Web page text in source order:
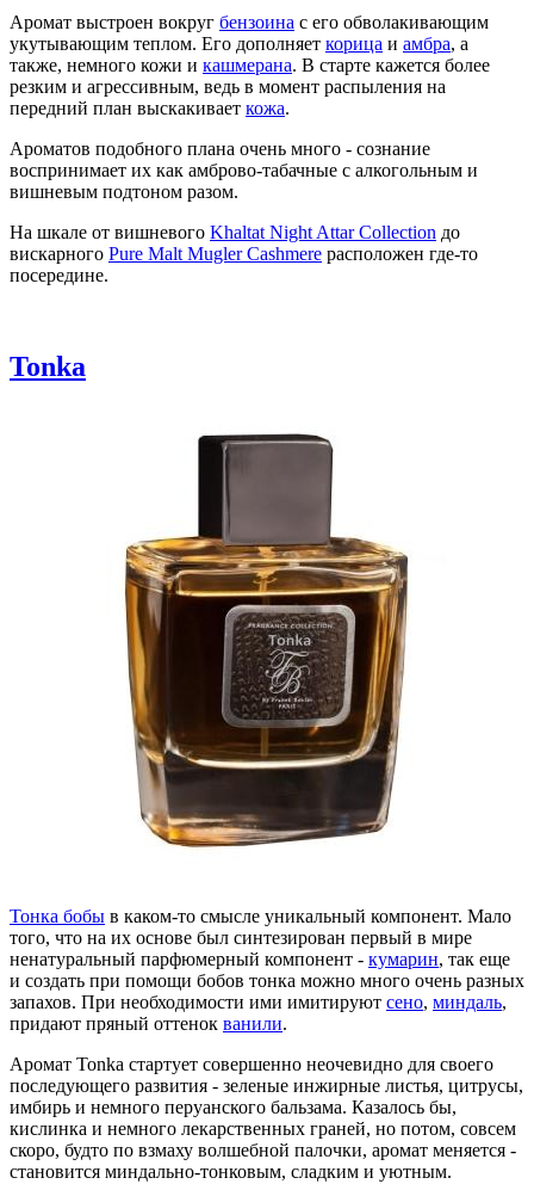
Аромат выстроен вокруг бензоина с его обволакивающим
укутывающим теплом. Его дополняет корица и амбра, а
также, немного кожи и кашмерана. В старте кажется более
резким и агрессивным, ведь в момент распыления на
передний план выскакивает кожа.
Ароматов подобного плана очень много - сознание
воспринимает их как амброво-табачные с алкогольным и
вишневым подтоном разом.
На шкале от вишневого Khaltat Night Attar Collection до
вискарного Pure Malt Mugler Cashmere расположен где-то
посередине.
Tonka
Тонка бобы в каком-то смысле уникальный компонент. Мало
того, что на их основе был синтезирован первый в мире
ненатуральный парфюмерный компонент - кумарин, так еще
и создать при помощи бобов тонка можно много очень разных
запахов. При необходимости ими имитируют сено, миндаль,
придают пряный оттенок ванили.
Аромат Tonka стартует совершенно неочевидно для своего
последующего развития - зеленые инжирные листья, цитрусы,
имбирь и немного перуанского бальзама. Казалось бы,
кислинка и немного лекарственных граней, но потом, совсем
скоро, будто по взмаху волшебной палочки, аромат меняется -
становится миндально-тонковым, сладким и уютным.